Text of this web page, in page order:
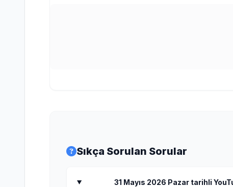
Sıkça Sorulan Sorular
31 Mayıs 2026 Pazar tarihli